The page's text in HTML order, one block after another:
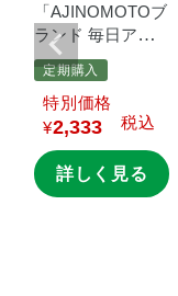
「AJINOMOTOブ
ランド毎日アマ
ニ油」９０ｇ鮮
度キープボトル×4
本
定期購入
価格
¥2,333 税込
詳しく見る